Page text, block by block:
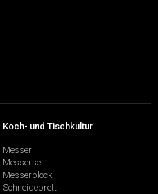
Koch- und Tischkultur
Messer
Messerset
Messerblock
Schneidebrett